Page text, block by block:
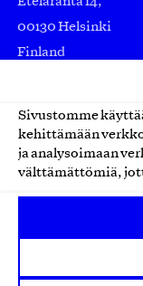
Sivustomme
kehittämään
ja analysoimaan
välttämättömiä,
00130 Helsinki
Finland
Avainlippu